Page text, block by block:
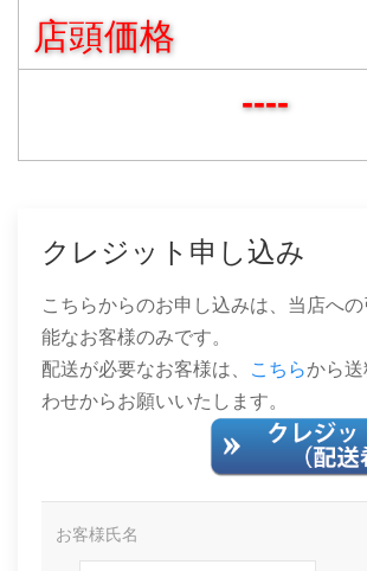
店頭価格
----
クレジット申し込み
こちらからのお申し込みは、当店へ
能なお客様のみです。
配送が必要なお客様は、
こちらから
わせからお願いいたします。
お客様氏名